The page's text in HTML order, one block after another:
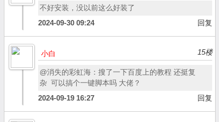
不好安装，没以前这么好装了
2024-09-30 09:24
回复
小白 15楼
@消失的彩虹海：搜了一下百度上的教程 还挺复
杂 可以搞个一键脚本吗 大佬？
2024-09-19 16:27
回复